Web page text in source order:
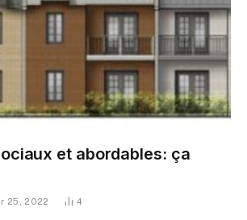
et abordables: ça
25, 2022 4